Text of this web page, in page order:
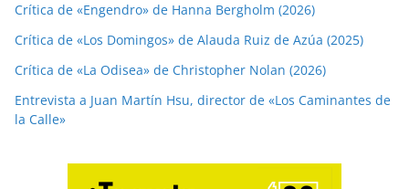
Crítica de «Engendro» de Hanna Bergholm (2026)
Crítica de «Los Domingos» de Alauda Ruiz de Azúa (2025)
Crítica de «La Odisea» de Christopher Nolan (2026)
Entrevista a Juan Martín Hsu, director de «Los Caminantes de
la Calle»